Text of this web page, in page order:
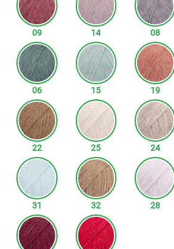
09 14 08
06 15 19
22 25 24
31 32 28